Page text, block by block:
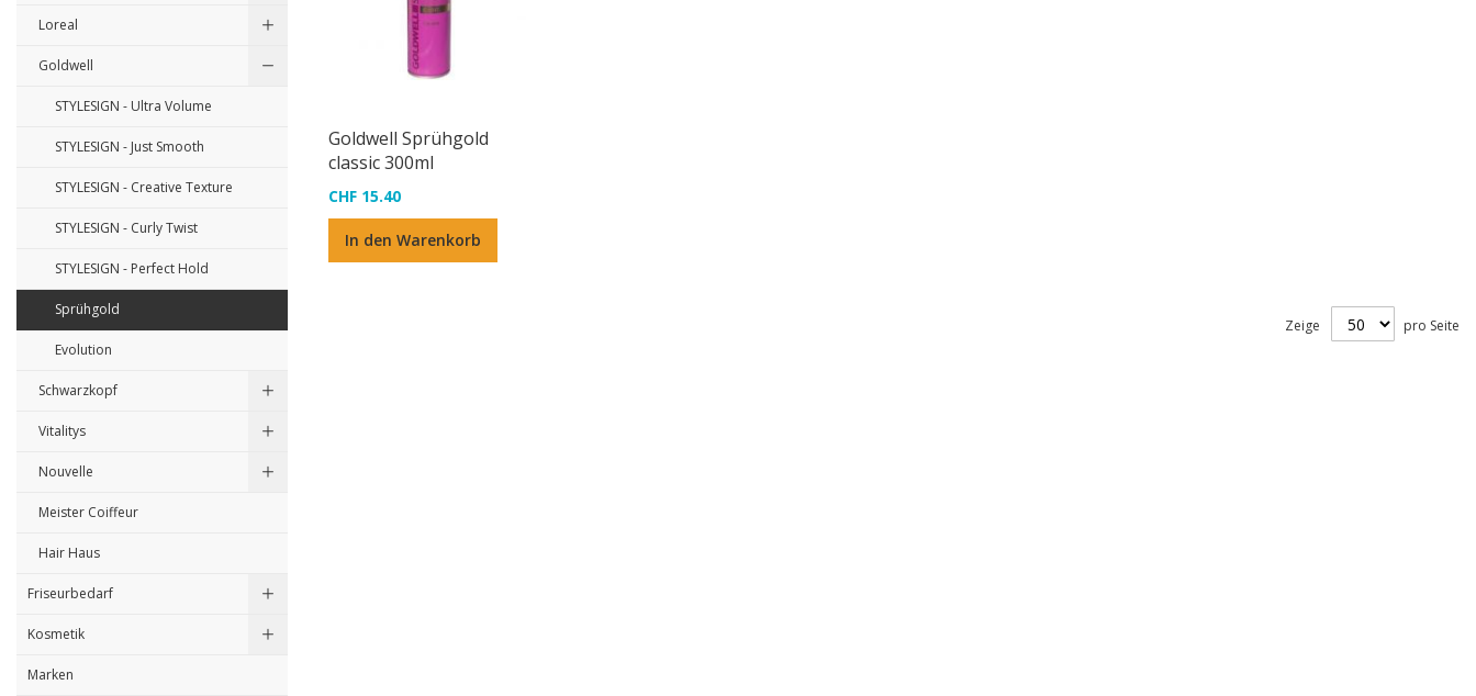
Goldwell Sprühgold
classic 300ml
CHF 15.40
In den Warenkorb
Zeige pro Seite
Loreal
Goldwell
STYLESIGN - Ultra Volume
STYLESIGN - Just Smooth
STYLESIGN - Creative Texture
STYLESIGN - Curly Twist
STYLESIGN - Perfect Hold
Sprühgold
Evolution
Schwarzkopf
Vitalitys
Nouvelle
Meister Coiffeur
Hair Haus
Friseurbedarf
Kosmetik
Marken